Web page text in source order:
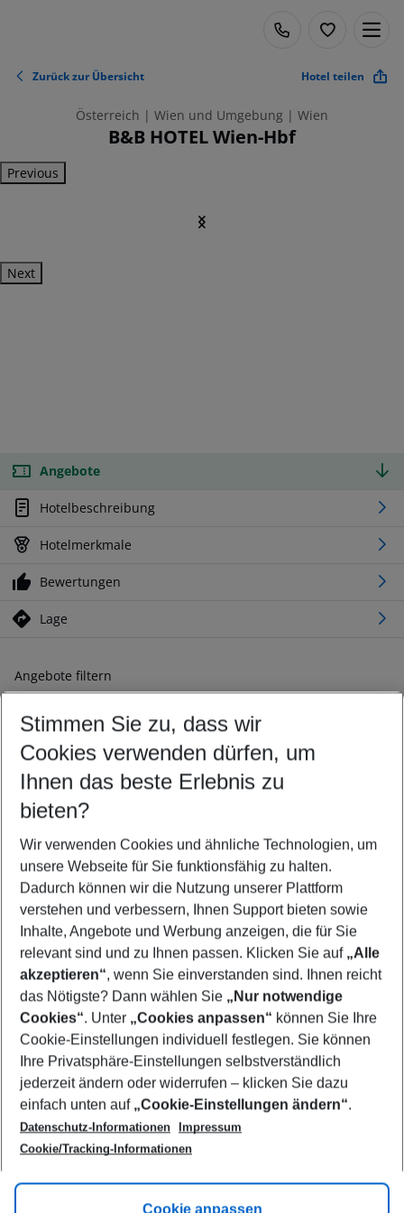
Zurück zur Übersicht Hotel teilen
Österreich | Wien und Umgebung | Wien
B&B HOTEL Wien-Hbf
Previous
Next
Angebote
Hotelbeschreibung
Hotelmerkmale
Bewertungen
Lage
Angebote filtern
Ändern Sie Ihre Kriterien nach Ihren Wünschen
Abflughafen wählen
Beliebiger Abflughafen
Reisezeitraum wählen
09.08.26– 07.08.27 5-8 Nächte
2 Erwachsene Keine Kinder
Mehr Filter anzeigen
Footer
Footer navigation
Über uns
AGB
Cookie-Einstellungen ändern
Cookie-Richtlinie
Datenschutz
Service & Hilfe
Barrierefreies Reisen
Check-in
Flugbeschränkungen
Folgen Sie uns
Stimmen Sie zu, dass wir
Cookies verwenden dürfen, um
Ihnen das beste Erlebnis zu
bieten?
Wir verwenden Cookies und ähnliche Technologien, um
unsere Webseite für Sie funktionsfähig zu halten.
Dadurch können wir die Nutzung unserer Plattform
verstehen und verbessern, Ihnen Support bieten sowie
Inhalte, Angebote und Werbung anzeigen, die für Sie
relevant sind und zu Ihnen passen. Klicken Sie auf „Alle
akzeptieren“, wenn Sie einverstanden sind. Ihnen reicht
das Nötigste? Dann wählen Sie „Nur notwendige
Cookies“. Unter „Cookies anpassen“ können Sie Ihre
Cookie-Einstellungen individuell festlegen. Sie können
Ihre Privatsphäre-Einstellungen selbstverständlich
jederzeit ändern oder widerrufen – klicken Sie dazu
einfach unten auf „Cookie-Einstellungen ändern“.
Datenschutz-Informationen
Impressum
Cookie/Tracking-Informationen
Cookie anpassen